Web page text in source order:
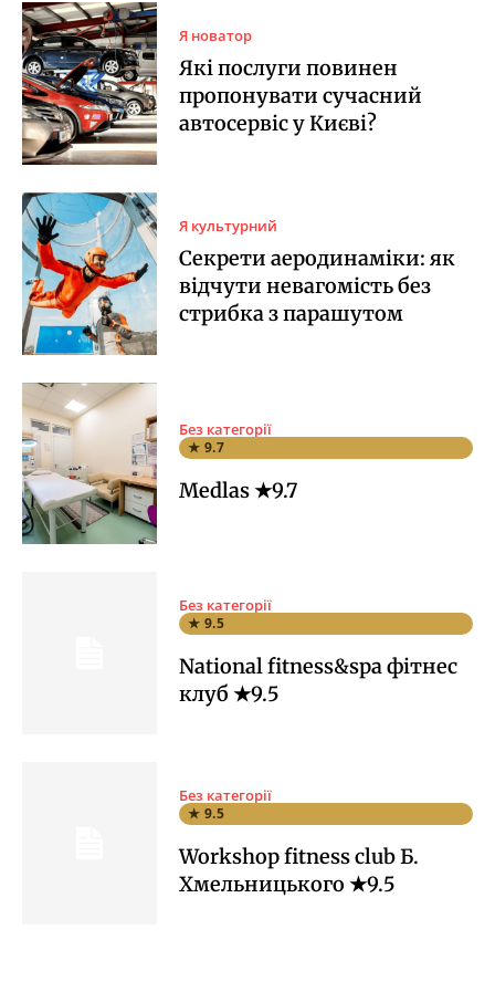
Я новатор
Які послуги повинен
пропонувати сучасний
автосервіс у Києві?
Я культурний
Секрети аеродинаміки: як
відчути невагомість без
стрибка з парашутом
Без категорії
★ 9.7
Medlas ★9.7
Без категорії
★ 9.5
National fitness&spa фітнес
клуб ★9.5
Без категорії
★ 9.5
Workshop fitness club Б.
Хмельницького ★9.5